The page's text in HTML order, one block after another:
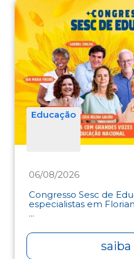
Educação
06/08/2026
Congresso Sesc de
especialistas em
...